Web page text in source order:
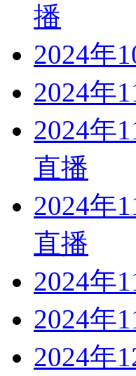
播
2024年
2024年
2024年
直播
2024年
直播
2024年
2024年
2024年